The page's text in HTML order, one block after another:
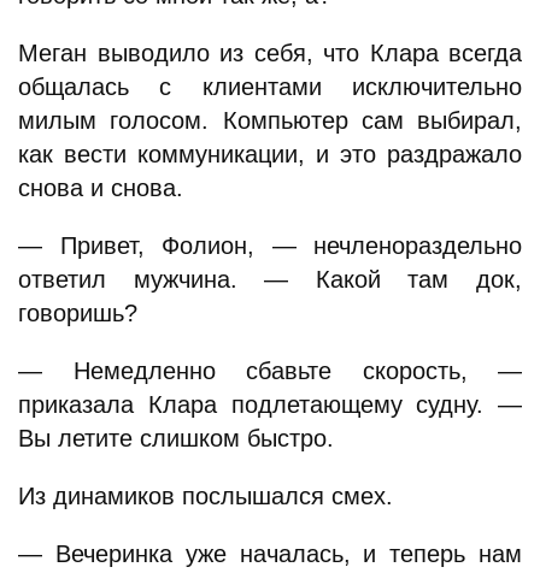
Меган выводило из себя, что Клара всегда
общалась с клиентами исключительно
милым голосом. Компьютер сам выбирал,
как вести коммуникации, и это раздражало
снова и снова.
— Привет, Фолион, — нечленораздельно
ответил мужчина. — Какой там док,
говоришь?
— Немедленно сбавьте скорость, —
приказала Клара подлетающему судну. —
Вы летите слишком быстро.
Из динамиков послышался смех.
— Вечеринка уже началась, и теперь нам